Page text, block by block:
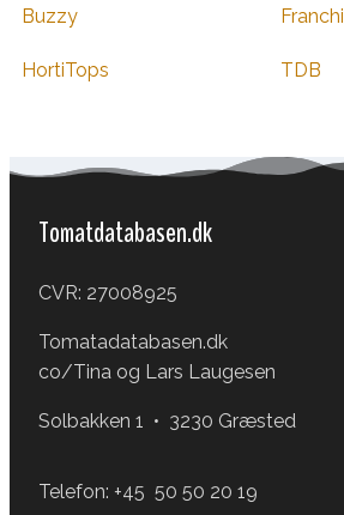
Buzzy Franchi
HortiTops TDB
Tomatdatabasen.dk
CVR: 27008925
Tomatadatabasen.dk
co/Tina og Lars Laugesen
Solbakken 1 • 3230 Græsted
Telefon: +45 50 50 20 19